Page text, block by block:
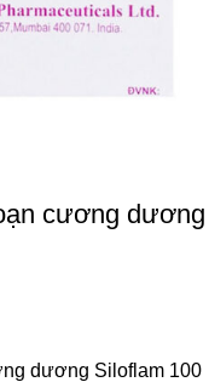
cương dương
dương Siloflam 100